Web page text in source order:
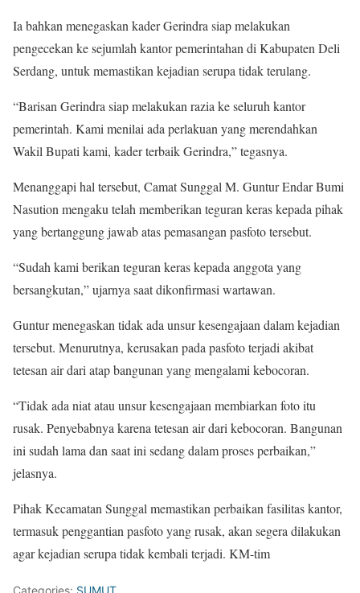
Ia bahkan menegaskan kader Gerindra siap melakukan
pengecekan ke sejumlah kantor pemerintahan di Kabupaten Deli
Serdang, untuk memastikan kejadian serupa tidak terulang.
“Barisan Gerindra siap melakukan razia ke seluruh kantor
pemerintah. Kami menilai ada perlakuan yang merendahkan
Wakil Bupati kami, kader terbaik Gerindra,” tegasnya.
Menanggapi hal tersebut, Camat Sunggal M. Guntur Endar Bumi
Nasution mengaku telah memberikan teguran keras kepada pihak
yang bertanggung jawab atas pemasangan pasfoto tersebut.
“Sudah kami berikan teguran keras kepada anggota yang
bersangkutan,” ujarnya saat dikonfirmasi wartawan.
Guntur menegaskan tidak ada unsur kesengajaan dalam kejadian
tersebut. Menurutnya, kerusakan pada pasfoto terjadi akibat
tetesan air dari atap bangunan yang mengalami kebocoran.
“Tidak ada niat atau unsur kesengajaan membiarkan foto itu
rusak. Penyebabnya karena tetesan air dari kebocoran. Bangunan
ini sudah lama dan saat ini sedang dalam proses perbaikan,”
jelasnya.
Pihak Kecamatan Sunggal memastikan perbaikan fasilitas kantor,
termasuk penggantian pasfoto yang rusak, akan segera dilakukan
agar kejadian serupa tidak kembali terjadi. KM-tim